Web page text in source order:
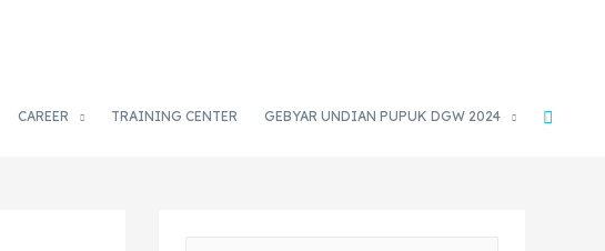
CAREER TRAINING CENTER GEBYAR UNDIAN PUPUK DGW 2024